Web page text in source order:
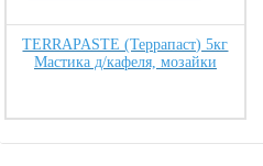
TERRAPASTE (Террапаст) 5кг
Мастика д/кафеля, мозайки